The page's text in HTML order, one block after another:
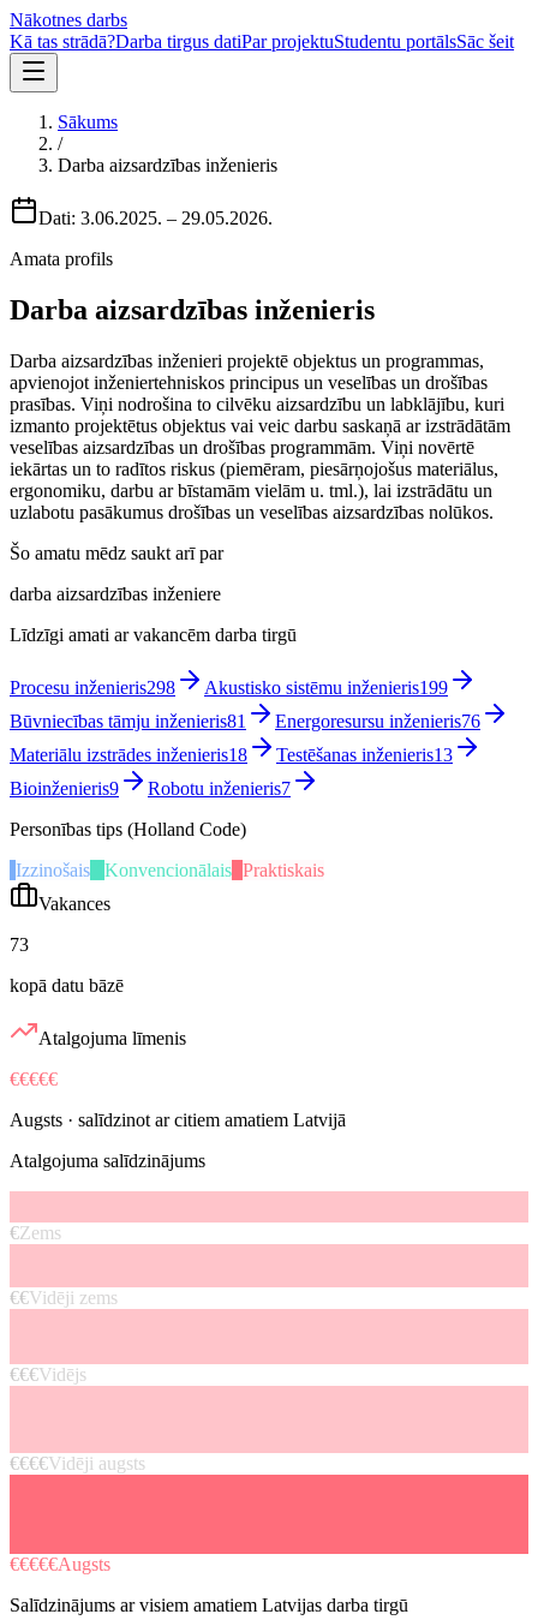
Nākotnes darbs
Kā tas strādā?Darba tirgus datiPar projektuStudentu portālsSāc šeit
Sākums
/
Darba aizsardzības inženieris
Dati: 3.06.2025. – 29.05.2026.
Amata profils
Darba aizsardzības inženieris
Darba aizsardzības inženieri projektē objektus un programmas,
apvienojot inženiertehniskos principus un veselības un drošības
prasības. Viņi nodrošina to cilvēku aizsardzību un labklājību, kuri
izmanto projektētus objektus vai veic darbu saskaņā ar izstrādātām
veselības aizsardzības un drošības programmām. Viņi novērtē
iekārtas un to radītos riskus (piemēram, piesārņojošus materiālus,
ergonomiku, darbu ar bīstamām vielām u. tml.), lai izstrādātu un
uzlabotu pasākumus drošības un veselības aizsardzības nolūkos.
Šo amatu mēdz saukt arī par
darba aizsardzības inženiere
Līdzīgi amati ar vakancēm darba tirgū
Procesu inženieris298 Akustisko sistēmu inženieris199
Būvniecības tāmju inženieris81 Energoresursu inženieris76
Materiālu izstrādes inženieris18 Testēšanas inženieris13
Bioinženieris9 Robotu inženieris7
Personības tips (Holland Code)
Izzinošais Konvencionālais Praktiskais
Vakances
73
kopā datu bāzē
Atalgojuma līmenis
€€€€€
Augsts · salīdzinot ar citiem amatiem Latvijā
Atalgojuma salīdzinājums
€Zems
€€Vidēji zems
€€€Vidējs
€€€€Vidēji augsts
€€€€€Augsts
Salīdzinājums ar visiem amatiem Latvijas darba tirgū